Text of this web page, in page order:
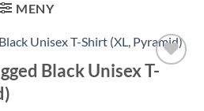
MENY
Legg til i
Black Unisex T-